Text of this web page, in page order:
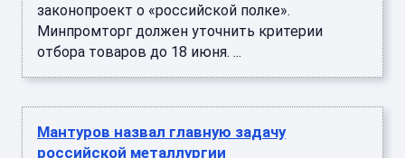
законопроект о «российской полке».
Минпромторг должен уточнить критерии
отбора товаров до 18 июня. ...
Мантуров назвал главную задачу
российской металлургии